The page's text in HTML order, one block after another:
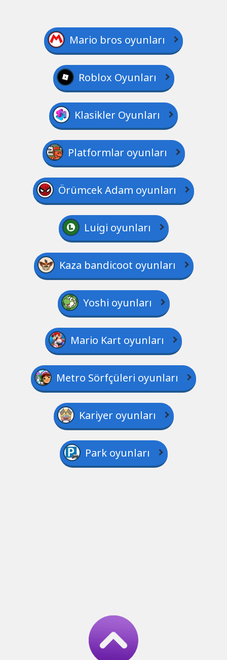
Mario bros oyunları
Roblox Oyunları
Klasikler Oyunları
Platformlar oyunları
Örümcek Adam oyunları
Luigi oyunları
Kaza bandicoot oyunları
Yoshi oyunları
Mario Kart oyunları
Metro Sörfçüleri oyunları
Kariyer oyunları
Park oyunları